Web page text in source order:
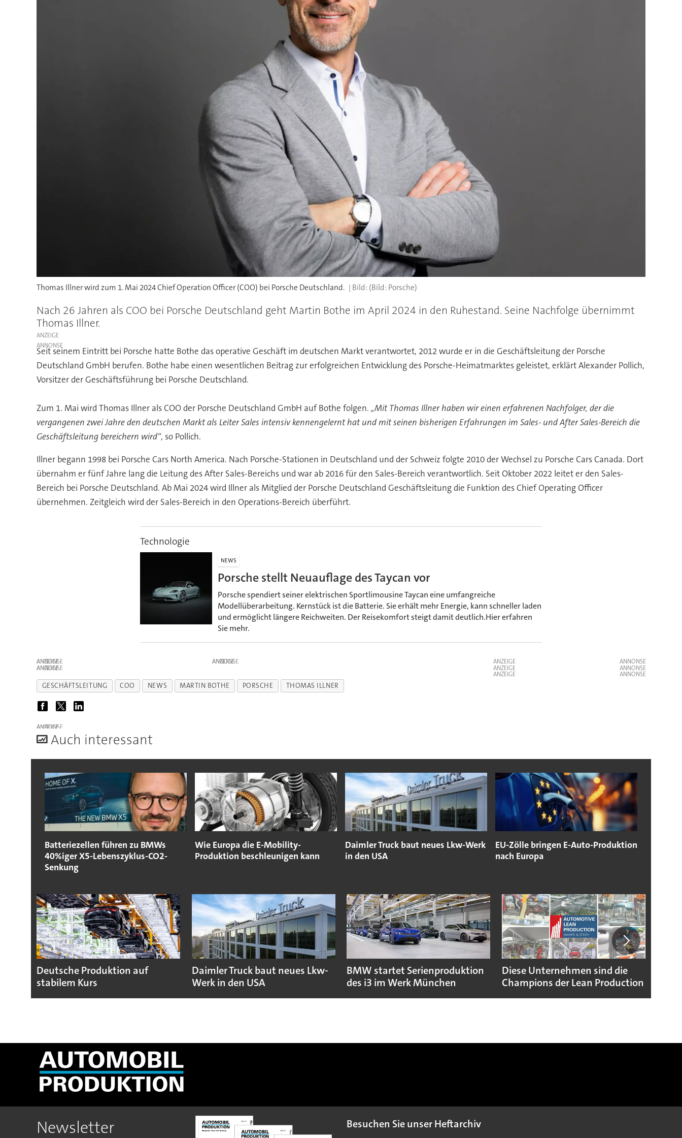
Thomas Illner wird zum 1. Mai 2024 Chief Operation Officer (COO) bei Porsche Deutschland. (Bild: Porsche)
Nach 26 Jahren als COO bei Porsche Deutschland geht Martin Bothe im April 2024 in den Ruhestand. Seine Nachfolge übernimmt
Thomas Illner.
ANZEIGE
Seit seinem Eintritt bei Porsche hatte Bothe das operative Geschäft im deutschen Markt verantwortet, 2012 wurde er in die Geschäftsleitung der Porsche
Deutschland GmbH berufen. Bothe habe einen wesentlichen Beitrag zur erfolgreichen Entwicklung des Porsche-Heimatmarktes geleistet, erklärt Alexander Pollich,
Vorsitzer der Geschäftsführung bei Porsche Deutschland.
Zum 1. Mai wird Thomas Illner als COO der Porsche Deutschland GmbH auf Bothe folgen. „Mit Thomas Illner haben wir einen erfahrenen Nachfolger, der die
vergangenen zwei Jahre den deutschen Markt als Leiter Sales intensiv kennengelernt hat und mit seinen bisherigen Erfahrungen im Sales- und After Sales-Bereich die
Geschäftsleitung bereichern wird“, so Pollich.
Illner begann 1998 bei Porsche Cars North America. Nach Porsche-Stationen in Deutschland und der Schweiz folgte 2010 der Wechsel zu Porsche Cars Canada. Dort
übernahm er fünf Jahre lang die Leitung des After Sales-Bereichs und war ab 2016 für den Sales-Bereich verantwortlich. Seit Oktober 2022 leitet er den Sales-
Bereich bei Porsche Deutschland. Ab Mai 2024 wird Illner als Mitglied der Porsche Deutschland Geschäftsleitung die Funktion des Chief Operating Officer
übernehmen. Zeitgleich wird der Sales-Bereich in den Operations-Bereich überführt.
Technologie
NEWS
Porsche stellt Neuauflage des Taycan vor
Porsche spendiert seiner elektrischen Sportlimousine Taycan eine umfangreiche
Modellüberarbeitung. Kernstück ist die Batterie. Sie erhält mehr Energie, kann schneller laden
und ermöglicht längere Reichweiten. Der Reisekomfort steigt damit deutlich.Hier erfahren
Sie mehr.
ANZEIGE ANZEIGE
ANZEIGE
ANZEIGE
ANZEIGE
ANZEIGE
GESCHÄFTSLEITUNG COO NEWS MARTIN BOTHE PORSCHE THOMAS ILLNER
ANZEIGE
Auch interessant
Batteriezellen führen zu BMWs
40%iger X5-Lebenszyklus-CO2-
Senkung
Wie Europa die E-Mobility-
Produktion beschleunigen kann
Daimler Truck baut neues Lkw-Werk
in den USA
EU-Zölle bringen E-Auto-Produktion
nach Europa
Deutsche Produktion auf
stabilem Kurs
Daimler Truck baut neues Lkw-
Werk in den USA
BMW startet Serienproduktion
des i3 im Werk München
Diese Unternehmen sind die
Champions der Lean Production
Newsletter Besuchen Sie unser Heftarchiv